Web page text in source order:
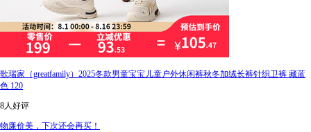
歌瑞家（greatfamily）2025冬款男童宝宝儿童户外休闲裤秋冬加绒长裤针织卫裤 藏蓝
色 120
8人好评
物廉价美，下次还会再买！